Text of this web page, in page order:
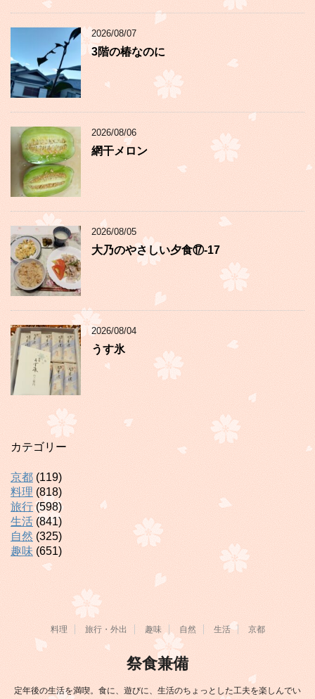
2026/08/07
3階の椿なのに
2026/08/06
網干メロン
2026/08/05
大乃のやさしい夕食⑰-17
2026/08/04
うす氷
カテゴリー
京都 (119)
料理 (818)
旅行(598)
生活 (841)
自然 (325)
趣味 (651)
料理 旅行・外出 趣味 自然 生活 京都
祭食兼備
定年後の生活を満喫。食に、遊びに、生活のちょっとした工夫を楽しんでい